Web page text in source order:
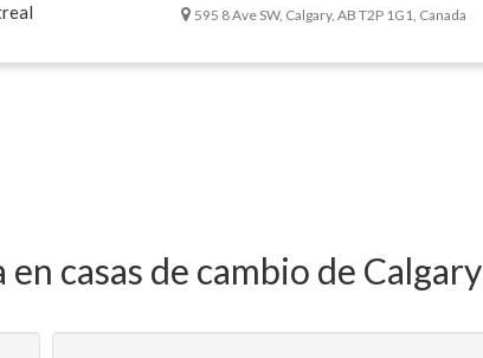
595 8 Ave SW, Calgary, AB T2P 1G1, Canada
casas de cambio de Calgary